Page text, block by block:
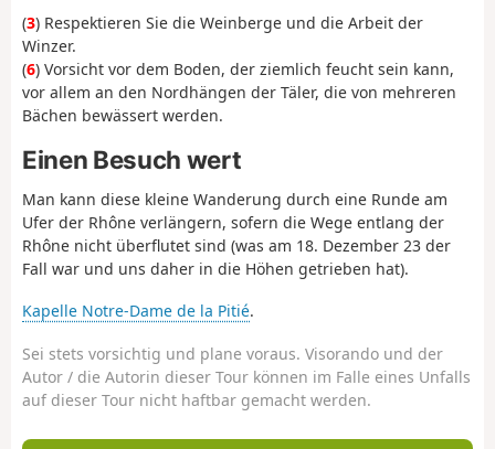
(3) Respektieren Sie die Weinberge und die Arbeit der
Winzer.
(6) Vorsicht vor dem Boden, der ziemlich feucht sein kann,
vor allem an den Nordhängen der Täler, die von mehreren
Bächen bewässert werden.
Einen Besuch wert
Man kann diese kleine Wanderung durch eine Runde am
Ufer der Rhône verlängern, sofern die Wege entlang der
Rhône nicht überflutet sind (was am 18. Dezember 23 der
Fall war und uns daher in die Höhen getrieben hat).
Kapelle Notre-Dame de la Pitié.
Sei stets vorsichtig und plane voraus. Visorando und der
Autor / die Autorin dieser Tour können im Falle eines Unfalls
auf dieser Tour nicht haftbar gemacht werden.